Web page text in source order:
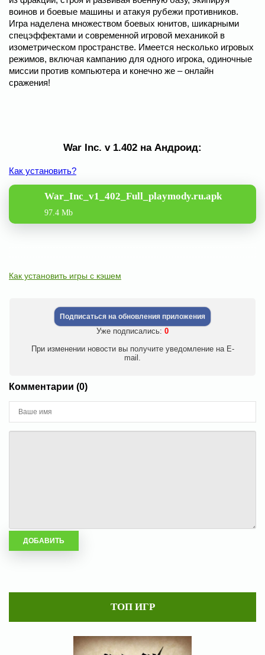
воинов и боевые машины и атакуя рубежи противников.
Игра наделена множеством боевых юнитов, шикарными
спецэффектами и современной игровой механикой в
изометрическом пространстве. Имеется несколько игровых
режимов, включая кампанию для одного игрока, одиночные
миссии против компьютера и конечно же – онлайн
сражения!
War Inc. v 1.402 на Андроид:
Как установить?
War_Inc_v1_402_Full_playmody.ru.apk
97.4 Mb
Как установить игры с кэшем
Подписаться на обновления приложения
Уже подписались: 0
При изменении новости вы получите уведомление на E-
mail.
Комментарии (0)
ТОП ИГР